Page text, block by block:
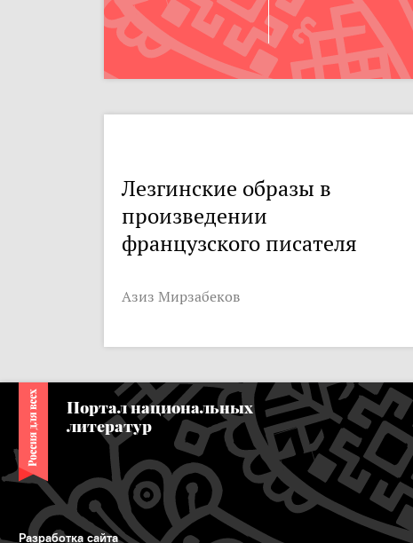
Лезгинские образы в
произведении
французского писателя
Азиз Мирзабеков
Портал национальных
литератур
Разработка сайта